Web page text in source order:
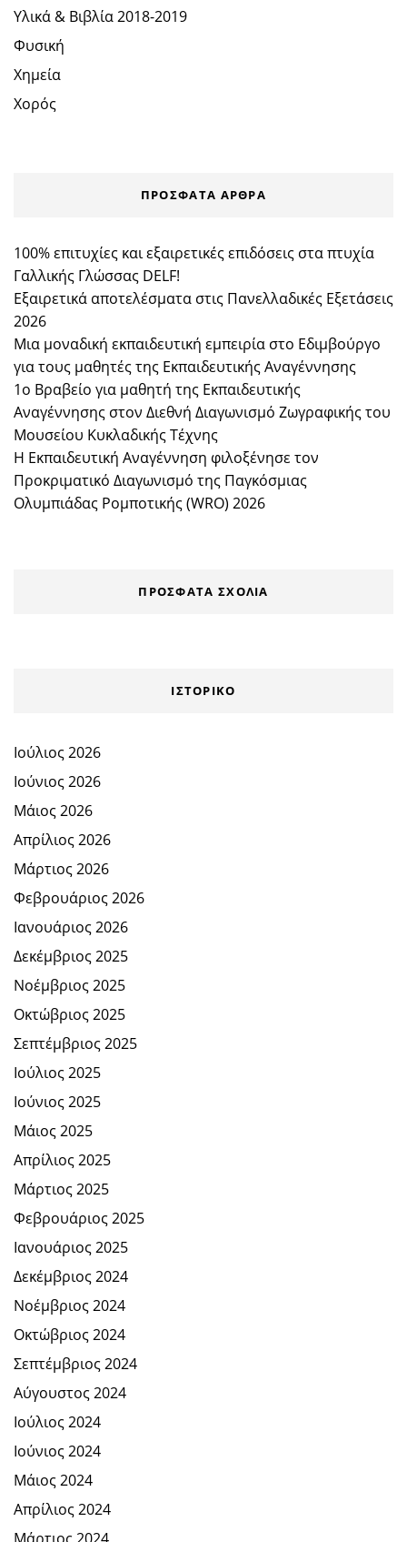
Υλικά & Βιβλία 2018-2019
Φυσική
Χημεία
Χορός
ΠΡΌΣΦΑΤΑ ΆΡΘΡΑ
100% επιτυχίες και εξαιρετικές επιδόσεις στα πτυχία
Γαλλικής Γλώσσας DELF!
Εξαιρετικά αποτελέσματα στις Πανελλαδικές Εξετάσεις
2026
Μια μοναδική εκπαιδευτική εμπειρία στο Εδιμβούργο
για τους μαθητές της Εκπαιδευτικής Αναγέννησης
1ο Βραβείο για μαθητή της Εκπαιδευτικής
Αναγέννησης στον Διεθνή Διαγωνισμό Ζωγραφικής του
Μουσείου Κυκλαδικής Τέχνης
Η Εκπαιδευτική Αναγέννηση φιλοξένησε τον
Προκριματικό Διαγωνισμό της Παγκόσμιας
Ολυμπιάδας Ρομποτικής (WRO) 2026
ΠΡΌΣΦΑΤΑ ΣΧΌΛΙΑ
ΙΣΤΟΡΙΚΌ
Ιούλιος 2026
Ιούνιος 2026
Μάιος 2026
Απρίλιος 2026
Μάρτιος 2026
Φεβρουάριος 2026
Ιανουάριος 2026
Δεκέμβριος 2025
Νοέμβριος 2025
Οκτώβριος 2025
Σεπτέμβριος 2025
Ιούλιος 2025
Ιούνιος 2025
Μάιος 2025
Απρίλιος 2025
Μάρτιος 2025
Φεβρουάριος 2025
Ιανουάριος 2025
Δεκέμβριος 2024
Νοέμβριος 2024
Οκτώβριος 2024
Σεπτέμβριος 2024
Αύγουστος 2024
Ιούλιος 2024
Ιούνιος 2024
Μάιος 2024
Απρίλιος 2024